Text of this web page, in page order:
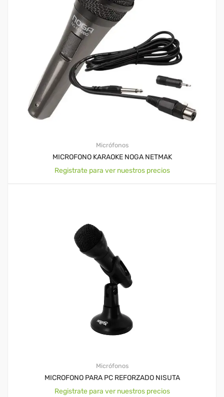
Micrófonos
MICROFONO KARAOKE NOGA NETMAK
Registrate para ver nuestros precios
Micrófonos
MICROFONO PARA PC REFORZADO NISUTA
Registrate para ver nuestros precios